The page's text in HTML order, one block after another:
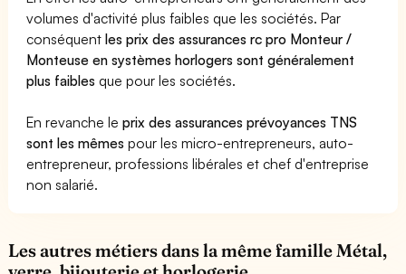
volumes d'activité plus faibles que les sociétés. Par
conséquentles prix des assurances rc pro Monteur /
Monteuse en systèmes horlogers sont généralement
plus faibles que pour les sociétés.
En revanche leprix des assurances prévoyances TNS
sont les mêmes pour les micro-entrepreneurs, auto-
entrepreneur, professions libérales et chef d'entreprise
non salarié.
Les autres métiers dans la même famille Métal,